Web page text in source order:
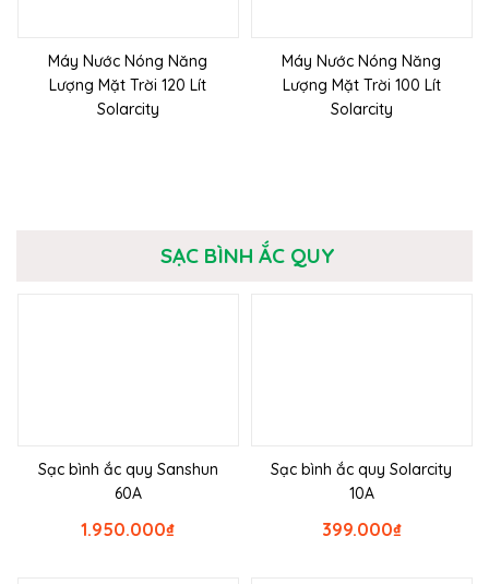
Máy Nước Nóng Năng
Lượng Mặt Trời 120 Lít
Solarcity
Máy Nước Nóng Năng
Lượng Mặt Trời 100 Lít
Solarcity
SẠC BÌNH ẮC QUY
Sạc bình ắc quy Sanshun
60A
₫
1.950.000
Sạc bình ắc quy Solarcity
10A
₫
399.000